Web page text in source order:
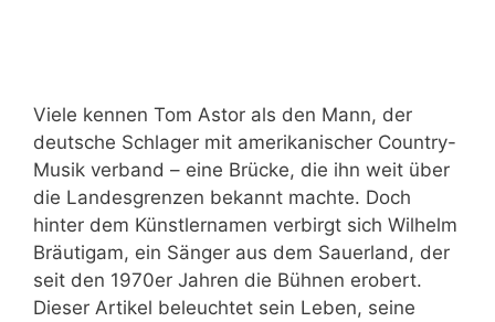
Viele kennen Tom Astor als den Mann, der
deutsche Schlager mit amerikanischer Country-
Musik verband – eine Brücke, die ihn weit über
die Landesgrenzen bekannt machte. Doch
hinter dem Künstlernamen verbirgt sich Wilhelm
Bräutigam, ein Sänger aus dem Sauerland, der
seit den 1970er Jahren die Bühnen erobert.
Dieser Artikel beleuchtet sein Leben, seine